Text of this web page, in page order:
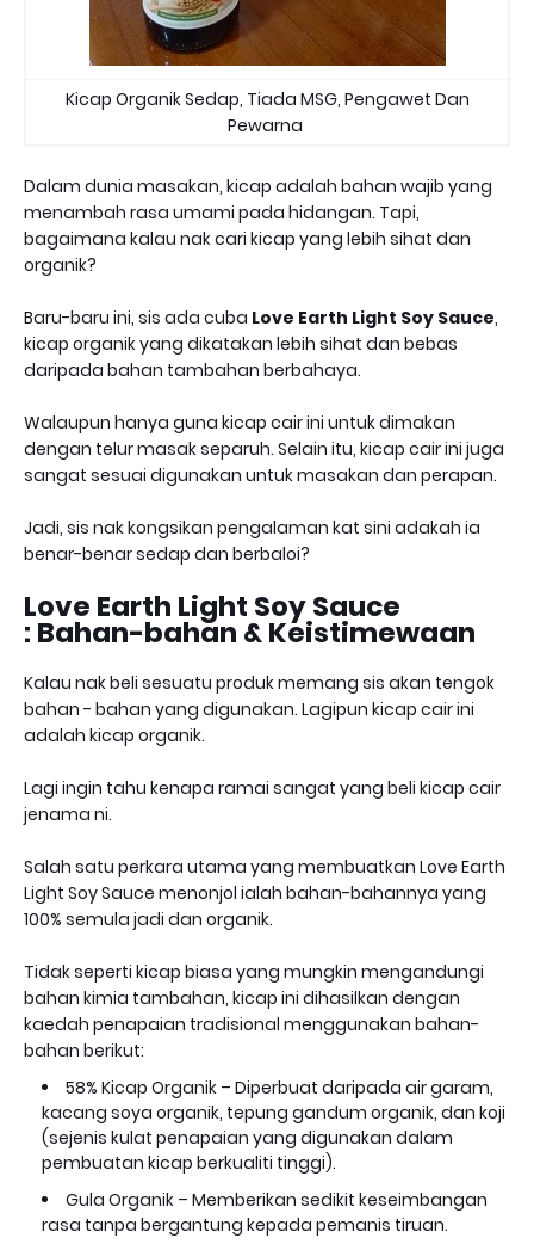
Kicap Organik Sedap, Tiada MSG, Pengawet Dan
Pewarna
Dalam dunia masakan, kicap adalah bahan wajib yang
menambah rasa umami pada hidangan. Tapi,
bagaimana kalau nak cari kicap yang lebih sihat dan
organik?
Baru-baru ini, sis ada cuba Love Earth Light Soy Sauce,
kicap organik yang dikatakan lebih sihat dan bebas
daripada bahan tambahan berbahaya.
Walaupun hanya guna kicap cair ini untuk dimakan
dengan telur masak separuh. Selain itu, kicap cair ini juga
sangat sesuai digunakan untuk masakan dan perapan.
Jadi, sis nak kongsikan pengalaman kat sini adakah ia
benar-benar sedap dan berbaloi?
Love Earth Light Soy Sauce
: Bahan-bahan & Keistimewaan
Kalau nak beli sesuatu produk memang sis akan tengok
bahan - bahan yang digunakan. Lagipun kicap cair ini
adalah kicap organik.
Lagi ingin tahu kenapa ramai sangat yang beli kicap cair
jenama ni.
Salah satu perkara utama yang membuatkan Love Earth
Light Soy Sauce menonjol ialah bahan-bahannya yang
100% semula jadi dan organik.
Tidak seperti kicap biasa yang mungkin mengandungi
bahan kimia tambahan, kicap ini dihasilkan dengan
kaedah penapaian tradisional menggunakan bahan-
bahan berikut:
58% Kicap Organik – Diperbuat daripada air garam,
kacang soya organik, tepung gandum organik, dan koji
(sejenis kulat penapaian yang digunakan dalam
pembuatan kicap berkualiti tinggi).
Gula Organik – Memberikan sedikit keseimbangan
rasa tanpa bergantung kepada pemanis tiruan.